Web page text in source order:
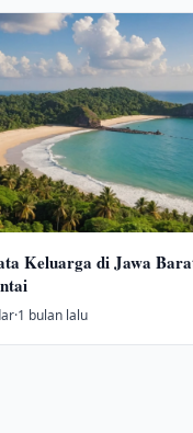
Keluarga di Jawa
·1 bulan lalu